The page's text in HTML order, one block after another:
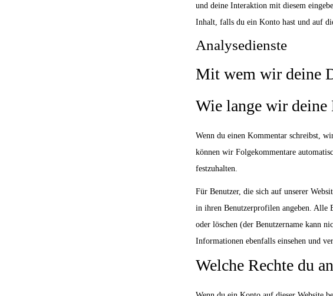
und deine Interaktion mit diesem
Inhalt, falls du ein Konto hast und auf
Analysedienste
Mit wem wir deine
Wie lange wir deine
Wenn du einen Kommentar schreibst,
können wir Folgekommentare
festzuhalten.
Für Benutzer, die sich auf unserer
in ihren Benutzerprofilen angeben. Alle
oder löschen (der Benutzername kann
Informationen ebenfalls einsehen und
Welche Rechte du